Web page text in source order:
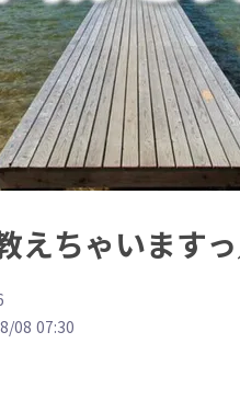
えちゃいます
08 07:30